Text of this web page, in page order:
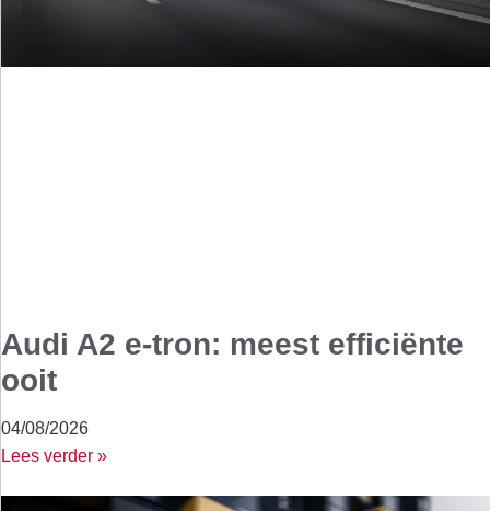
Audi A2 e-tron: meest efficiënte
ooit
04/08/2026
Lees verder »